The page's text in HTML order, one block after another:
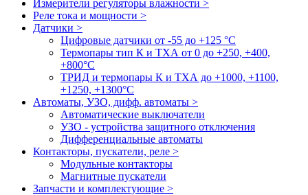
Измерители регуляторы влажности >
Реле тока и мощности >
Датчики >
Цифровые датчики от -55 до +125 °С
Термопары тип К и ТХА от 0 до +250, +400,
+800°C
ТРИД и термопары К и ТХА до +1000, +1100,
+1250, +1300°C
Автоматы, УЗО, дифф. автоматы >
Автоматические выключатели
УЗО - устройства защитного отключения
Дифференциальные автоматы
Контакторы, пускатели, реле >
Модульные контакторы
Магнитные пускатели
Запчасти и комплектующие >